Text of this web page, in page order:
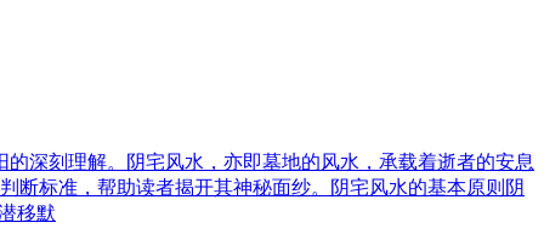
深刻理解。阴宅风水，亦即墓地的风水，承载着逝者的安息
断标准，帮助读者揭开其神秘面纱。阴宅风水的基本原则阴
移默